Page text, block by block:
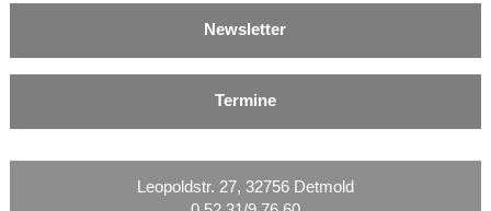
Newsletter
Termine
Leopoldstr. 27, 32756 Detmold